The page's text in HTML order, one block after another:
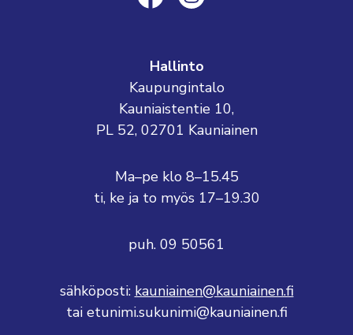
Hallinto
Kaupungintalo
Kauniaistentie 10,
PL 52, 02701 Kauniainen
Ma–pe klo 8–15.45
ti, ke ja to myös 17–19.30
puh. 09 50561
sähköposti: kauniainen@kauniainen.fi
tai etunimi.sukunimi@kauniainen.fi